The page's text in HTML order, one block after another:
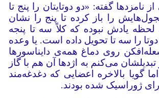
نامزدها گفته: «دو دوتایتان را پنج تا
را باز کرده تا پنج را نشان
یادش نبوده که کلاً سه تا پنجه
دوتا را سه تا تحویل داده است. یا وعده
روی دماغ همه‌ی دایناسورها
می‌کنم به اژدها آن هم با گاز
گویا بالاخره اعضایی که دغدغه‌مند
ژوراسیک شده بودند.